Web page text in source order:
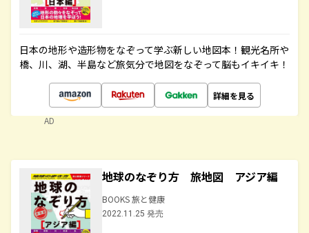
日本の地形や造形物をなぞって学ぶ新しい地図本！観光名所や
橋、川、湖、半島など旅気分で地図をなぞって脳もイキイキ！
詳細を見る
AD
地球のなぞり方 旅地図 アジア編
BOOKS 旅と健康
2022.11.25 発売